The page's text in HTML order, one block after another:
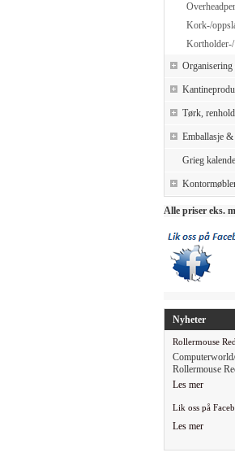
Kork-/
Tørk,
Emballasje
Grieg
Alle priser eks.
Nyheter
Rollermouse
Rollermouse
Les mer
Lik oss på
Les mer